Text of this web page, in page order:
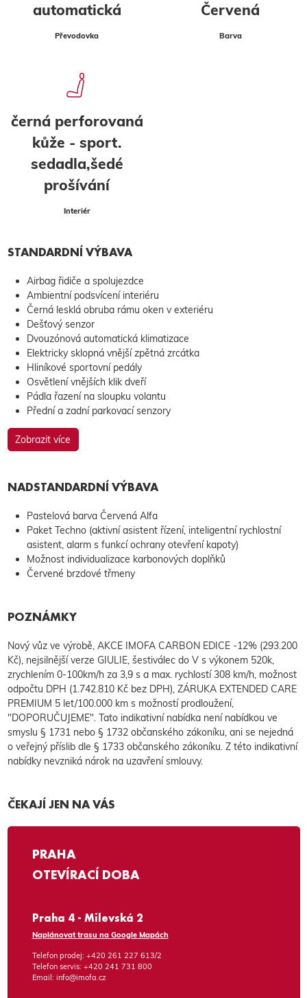
automatická
Převodovka
Červená
Barva
černá perforovaná
kůže - sport.
sedadla,šedé
prošívání
Interiér
STANDARDNÍ VÝBAVA
Airbag řidiče a spolujezdce
Ambientní podsvícení interiéru
Černá lesklá obruba rámu oken v exteriéru
Dešťový senzor
Dvouzónová automatická klimatizace
Elektricky sklopná vnější zpětná zrcátka
Hliníkové sportovní pedály
Osvětlení vnějších klik dveří
Pádla řazení na sloupku volantu
Přední a zadní parkovací senzory
Zobrazit více
NADSTANDARDNÍ VÝBAVA
Pastelová barva Červená Alfa
Paket Techno (aktivní asistent řízení, inteligentní rychlostní
asistent, alarm s funkcí ochrany otevření kapoty)
Možnost individualizace karbonových doplňků
Červené brzdové třmeny
POZNÁMKY
Nový vůz ve výrobě, AKCE IMOFA CARBON EDICE -12% (293.200
Kč), nejsilnější verze GIULIE, šestiválec do V s výkonem 520k,
zrychlením 0-100km/h za 3,9 s a max. rychlostí 308 km/h, možnost
odpočtu DPH (1.742.810 Kč bez DPH), ZÁRUKA EXTENDED CARE
PREMIUM 5 let/100.000 km s možností prodloužení,
"DOPORUČUJEME". Tato indikativní nabídka není nabídkou ve
smyslu § 1731 nebo § 1732 občanského zákoníku, ani se nejedná
o veřejný příslib dle § 1733 občanského zákoníku. Z této indikativní
nabídky nevzniká nárok na uzavření smlouvy.
ČEKAJÍ JEN NA VÁS
PRAHA
OTEVÍRACÍ DOBA
Praha 4 - Milevská 2
Naplánovat trasu na Google Mapách
Telefon prodej: +420 261 227 613/2
Telefon servis: +420 241 731 800
Email: info@imofa.cz